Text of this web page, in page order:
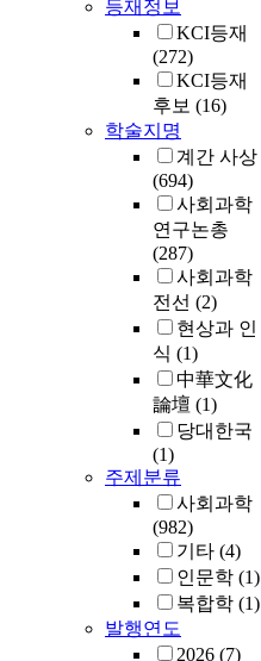
등재정보
KCI등재
(272)
KCI등재
후보 (16)
학술지명
계간 사상
(694)
사회과학
연구논총
(287)
사회과학
전선 (2)
현상과 인
식 (1)
中華文化
論壇 (1)
당대한국
(1)
주제분류
사회과학
(982)
기타 (4)
인문학 (1)
복합학 (1)
발행연도
2026 (7)